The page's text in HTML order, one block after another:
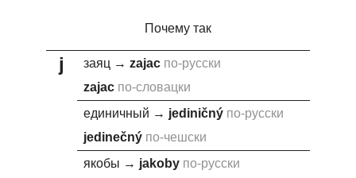
Почему так
j заяц → zajac по-русски
zajac по-словацки
единичный → jediničný по-русски
jedinečný по-чешски
якобы → jakoby по-русски